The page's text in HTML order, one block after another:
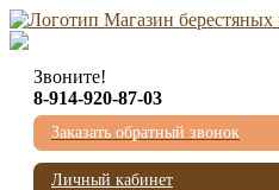
Звоните!
8-914-920-87-03
Заказать обратный звонок
Личный кабинет